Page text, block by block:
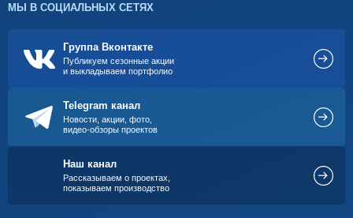
МЫ В СОЦИАЛЬНЫХ СЕТЯХ
Группа Вконтакте
Публикуем сезонные акции
и выкладываем портфолио
Telegram канал
Новости, акции, фото,
видео-обзоры проектов
Наш канал
Рассказываем о проектах,
показываем производство